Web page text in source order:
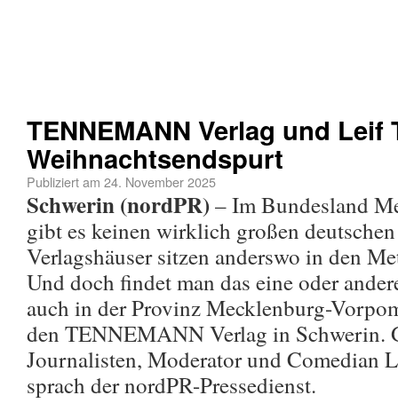
TENNEMANN Verlag und Leif
Weihnachtsendspurt
Publiziert am 24. November 2025
Schwerin (nordPR)– Im Bundesland
gibt es keinen wirklich großen
Verlagshäuser sitzen anderswo in den
Und doch findet man das eine oder
auch in der Provinz Mecklenburg-
den TENNEMANN Verlag in Schwerin.
Journalisten, Moderator und Comedian
sprach der nordPR-Pressedienst.